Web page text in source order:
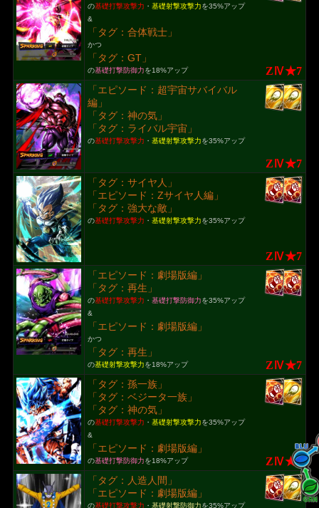
の基礎打撃攻撃力 ・ 基礎射撃攻撃力を35%アップ
&
「タグ：合体戦士」
かつ
「タグ：GT」
の基礎打撃防御力を18%アップ ZⅣ★7
「エピソード：超宇宙サバイバル
編」
「タグ：神の気」
「タグ：ライバル宇宙」
の基礎打撃攻撃力 ・ 基礎射撃攻撃力を35%アップ
ZⅣ★7
「タグ：サイヤ人」
「エピソード：Zサイヤ人編」
「タグ：強大な敵」
の基礎打撃攻撃力 ・ 基礎射撃攻撃力を35%アップ
ZⅣ★7
「エピソード：劇場版編」
「タグ：再生」
の基礎打撃攻撃力 ・ 基礎打撃防御力を35%アップ
&
「エピソード：劇場版編」
かつ
「タグ：再生」
の基礎射撃攻撃力を18%アップ ZⅣ★7
「タグ：孫一族」
「タグ：ベジータ一族」
「タグ：神の気」
の基礎打撃攻撃力 ・ 基礎射撃攻撃力を35%アップ
&
「エピソード：劇場版編」
の基礎打撃防御力を18%アップ ZⅣ★7
「タグ：人造人間」
「エピソード：劇場版編」
の基礎打撃攻撃力 ・ 基礎射撃防御力を35%アップ